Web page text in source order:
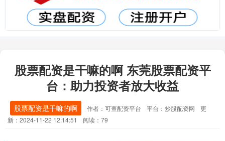
股票配资是干嘛的啊 东莞股票配资平
台：助力投资者放大收益
股票配资是干嘛的啊 作者：可查配资平台 平台：炒股配资网
更
新：2024-11-22 12:14:51
阅读：79